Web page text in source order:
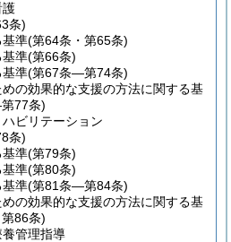
護
条)
基準(第64条・第65条)
基準(第66条)
基準(第67条―第74条)
の効果的な支援の方法に関する基
77条)
ビリテーション
条)
基準(第79条)
基準(第80条)
基準(第81条―第84条)
の効果的な支援の方法に関する基
86条)
管理指導